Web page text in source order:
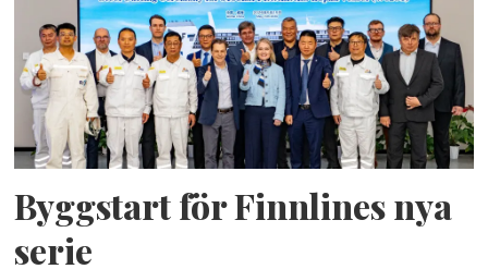
Byggstart för Finnlines nya
serie